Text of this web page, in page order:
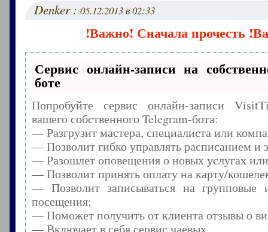
Denker :05.12.2013 в 02:33
!Важно! Сначала прочесть
Сервис онлайн-записи на
боте
Попробуйте сервис онлайн-записи
вашего собственного Telegram-бота:
— Разгрузит мастера, специалиста или
— Позволит гибко управлять расписанием и
— Разошлет оповещения о новых услугах
— Позволит принять оплату на карту/
— Позволит записываться на групповые
посещения;
— Поможет получить от клиента отзывы о
— Включает в себя сервис чаевых.